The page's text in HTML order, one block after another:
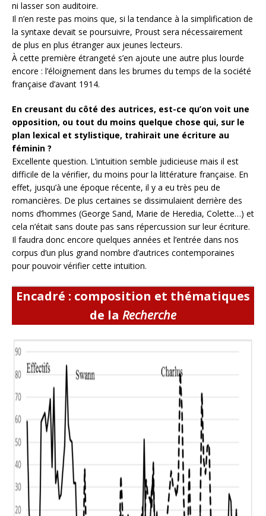
ni lasser son auditoire.
Il n’en reste pas moins que, si la tendance à la simplification de
la syntaxe devait se poursuivre, Proust sera nécessairement
de plus en plus étranger aux jeunes lecteurs.
À cette première étrangeté s’en ajoute une autre plus lourde
encore : l’éloignement dans les brumes du temps de la société
française d’avant 1914.
En creusant du côté des autrices, est-ce qu’on voit une
opposition, ou tout du moins quelque chose qui, sur le
plan lexical et stylistique, trahirait une écriture au
féminin ?
Excellente question. L’intuition semble judicieuse mais il est
difficile de la vérifier, du moins pour la littérature française. En
effet, jusqu’à une époque récente, il y a eu très peu de
romancières. De plus certaines se dissimulaient derrière des
noms d’hommes (George Sand, Marie de Heredia, Colette…) et
cela n’était sans doute pas sans répercussion sur leur écriture.
Il faudra donc encore quelques années et l’entrée dans nos
corpus d’un plus grand nombre d’autrices contemporaines
pour pouvoir vérifier cette intuition.
Encadré : composition et thématiques
de la Recherche